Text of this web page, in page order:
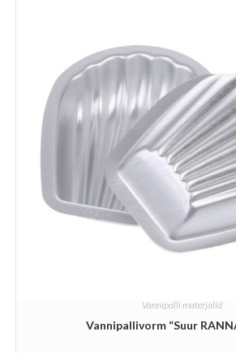
Vannipalli materjalid
Vannipallivorm “Suur